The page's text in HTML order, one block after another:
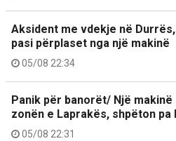
Aksident me vdekje në
pasi përplaset nga një makinë
05/08 22:34
Panik për banorët/ Një
zonën e Laprakës, shpëton
05/08 22:31